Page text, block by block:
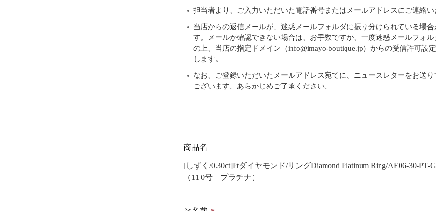
担当者より、ご入力いただいた電話番号またはメールアドレスにご連絡い
当店からの返信メールが、迷惑メールフォルダに振り分けられている場合
す。メールが確認できない場合は、お手数ですが、一度迷惑メールフォ
の上、当店の指定ドメイン（info@imayo-boutique.jp）からの受信許可設
します。
なお、ご登録いただいたメールアドレス宛てに、ニュースレターをお送
ございます。あらかじめご了承ください。
商品名
[しずく/0.30ct]Ptダイヤモンド/リングDiamond Platinum Ring/AE06-30-PT-
（11.0号 プラチナ）